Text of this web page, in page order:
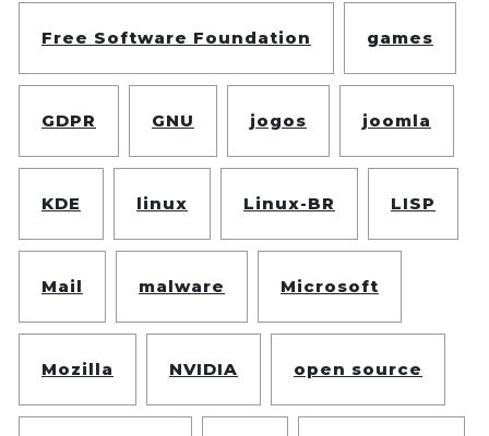
Free Software Foundation games
GDPR GNU jogos joomla
KDE linux Linux-BR LISP
Mail malware Microsoft
Mozilla NVIDIA open source